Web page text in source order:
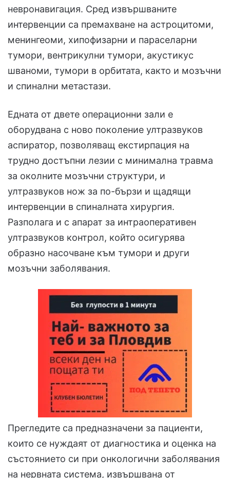
невронавигация. Сред извършваните
интервенции са премахване на астроцитоми,
менингеоми, хипофизарни и параселарни
тумори, вентрикулни тумори, акустикус
шваноми, тумори в орбитата, както и мозъчни
и спинални метастази.
Едната от двете операционни зали е
оборудвана с ново поколение ултразвуков
аспиратор, позволяващ екстирпация на
трудно достъпни лезии с минимална травма
за околните мозъчни структури, и
ултразвуков нож за по-бързи и щадящи
интервенции в спиналната хирургия.
Разполага и с апарат за интраоперативен
ултразвуков контрол, който осигурява
образно насочване към тумори и други
мозъчни заболявания.
Прегледите са предназначени за пациенти,
които се нуждаят от диагностика и оценка на
състоянието си при онкологични заболявания
на нервната система, извършвана от